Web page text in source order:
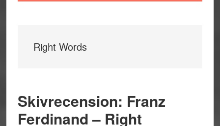
Right Words
Skivrecension: Franz
Ferdinand – Right